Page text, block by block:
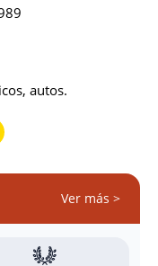
autos.
Ver más >